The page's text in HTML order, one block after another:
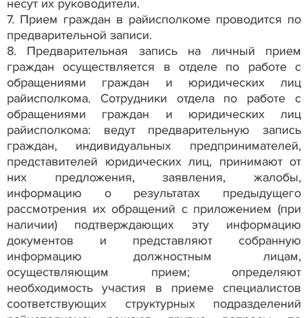
несут их руководители.
7. Прием граждан в райисполкоме проводится по
предварительной записи.
8. Предварительная запись на личный прием
граждан осуществляется в отделе по работе с
обращениями граждан и юридических лиц
райисполкома. Сотрудники отдела по работе с
обращениями граждан и юридических лиц
райисполкома: ведут предварительную запись
граждан, индивидуальных предпринимателей,
представителей юридических лиц, принимают от
них предложения, заявления, жалобы,
информацию о результатах предыдущего
рассмотрения их обращений с приложением (при
наличии) подтверждающих эту информацию
документов и представляют собранную
информацию должностным лицам,
осуществляющим прием; определяют
необходимость участия в приеме специалистов
соответствующих структурных подразделений